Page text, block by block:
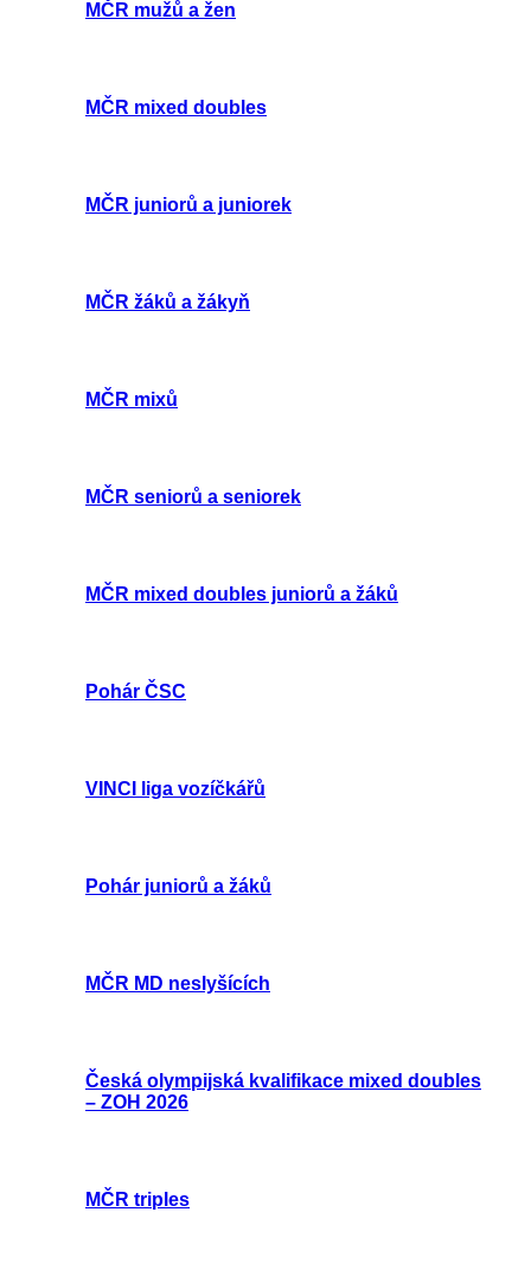
MČR mužů a žen
MČR mixed doubles
MČR juniorů a juniorek
MČR žáků a žákyň
MČR mixů
MČR seniorů a seniorek
MČR mixed doubles juniorů a žáků
Pohár ČSC
VINCI liga vozíčkářů
Pohár juniorů a žáků
MČR MD neslyšících
Česká olympijská kvalifikace mixed doubles
– ZOH 2026
MČR triples